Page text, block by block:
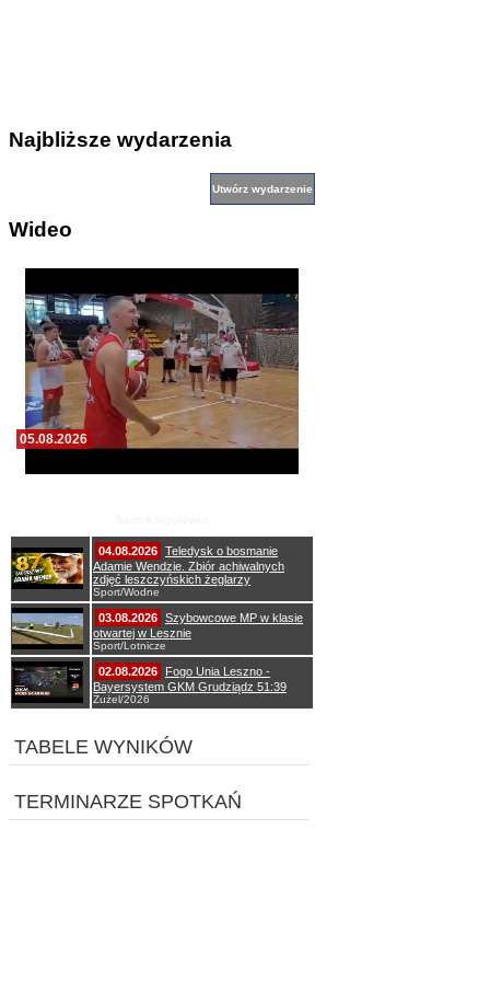
Najbliższe wydarzenia
Wideo
05.08.2026
04.08.2026 Teledysk o bosmanie
Adamie Wendzie. Zbiór achiwalnych
zdjęć leszczyńskich żeglarzy
Sport/Wodne
03.08.2026 Szybowcowe MP w klasie
otwartej w Lesznie
Sport/Lotnicze
02.08.2026
Fogo Unia Leszno -
Bayersystem GKM Grudziądz 51:39
Żużel/2026
TABELE WYNIKÓW
TERMINARZE SPOTKAŃ